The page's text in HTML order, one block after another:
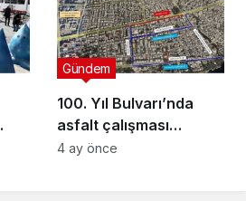
100. Yıl Bulvarı’nda
asfalt çalışması
gerçekleştirilecek
Gündem
4 ay önce